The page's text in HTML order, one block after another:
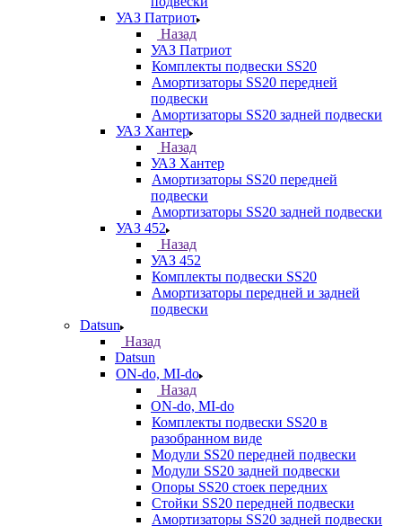
УАЗ Патриот
Назад
УАЗ Патриот
Комплекты подвески SS20
Амортизаторы SS20 передней
подвески
Амортизаторы SS20 задней подвески
УАЗ Хантер
Назад
УАЗ Хантер
Амортизаторы SS20 передней
подвески
Амортизаторы SS20 задней подвески
УАЗ 452
Назад
УАЗ 452
Комплекты подвески SS20
Амортизаторы передней и задней
подвески
Datsun
Назад
Datsun
ON-do, MI-do
Назад
ON-do, MI-do
Комплекты подвески SS20 в
разобранном виде
Модули SS20 передней подвески
Модули SS20 задней подвески
Опоры SS20 стоек передних
Стойки SS20 передней подвески
Амортизаторы SS20 задней подвески